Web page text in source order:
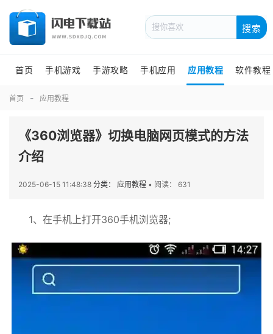
搜索
首页 手机游戏 手游攻略 手机应用 应用教程 软件教程
首页 应用教程
《360浏览器》切换电脑网页模式的方法
介绍
2025-06-15 11:48:38 分类： 应用教程 • 阅读： 631
1、在手机上打开360手机浏览器;